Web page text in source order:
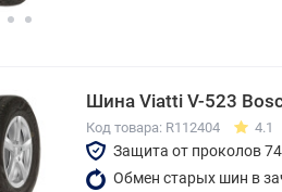
Шина Viatti V-523
Код товара: R112404 4.1
Защита от проколов
Обмен старых шин в